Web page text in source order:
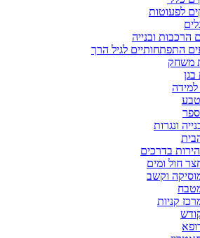
לפעוטות
הרכבות ובנייה
התפתחותיים לגיל הרך
משחק
בגן
למידה
ספר
ונגרות
בדרכים
חול ומים
וקשב
קניות